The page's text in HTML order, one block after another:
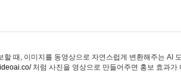
때, 이미지를 동영상으로 자연스럽게 변환해주는 AI
처럼 사진을 영상으로 만들어주면 홍보 효과가